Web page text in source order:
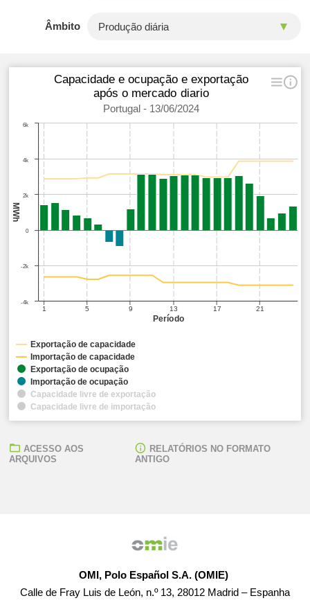
Âmbito
Período
MWh
Capacidade e ocupação e exportação
após o mercado diario
Portugal - 13/06/2024
1 5 9 13 17 21
-4k
-2k
0
2k
4k
6k
Exportação de capacidade
Importação de capacidade
Exportação de ocupação
Importação de ocupação
Capacidade livre de exportação
Capacidade livre de importação
ACESSO AOS
ARQUIVOS
RELATÓRIOS NO FORMATO
ANTIGO
OMI, Polo Español S.A. (OMIE)
Calle de Fray Luis de León, n.º 13, 28012 Madrid – Espanha